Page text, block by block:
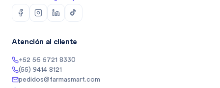
Atención al cliente
+52 56 5721 8330
(55) 9414 8121
pedidos@farmasmart.com